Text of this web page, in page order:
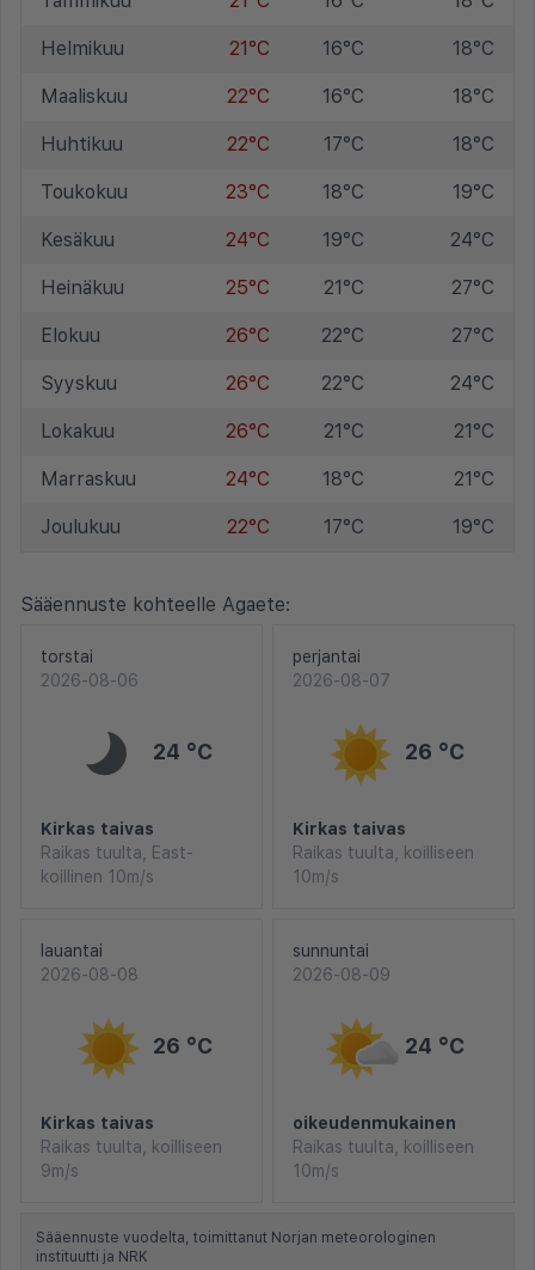
Helmikuu 21°C 16°C 18°C
Maaliskuu 22°C 16°C 18°C
Huhtikuu 22°C 17°C 18°C
Toukokuu 23°C 18°C 19°C
Kesäkuu 24°C 19°C 24°C
Heinäkuu 25°C 21°C 27°C
Elokuu 26°C 22°C 27°C
Syyskuu 26°C 22°C 24°C
Lokakuu 26°C 21°C 21°C
Marraskuu 24°C 18°C 21°C
Joulukuu 22°C 17°C 19°C
Sääennuste kohteelle Agaete:
torstai
2026-08-06
24 °C
Kirkas taivas
Raikas tuulta, East-
koillinen 10m/s
perjantai
2026-08-07
26 °C
Kirkas taivas
Raikas tuulta, koilliseen
10m/s
lauantai
2026-08-08
26 °C
Kirkas taivas
Raikas tuulta, koilliseen
9m/s
sunnuntai
2026-08-09
24 °C
oikeudenmukainen
Raikas tuulta, koilliseen
10m/s
Sääennuste vuodelta, toimittanut Norjan meteorologinen
instituutti ja NRK